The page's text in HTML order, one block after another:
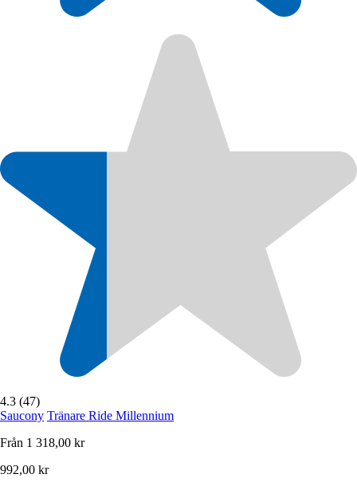
4.3 (47)
Saucony Tränare Ride Millennium
Från 1 318,00 kr
992,00 kr